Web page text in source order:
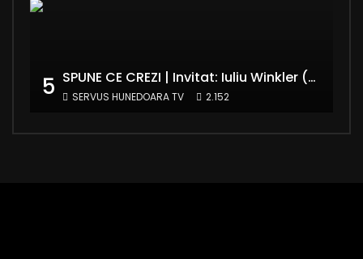
5 SPUNE CE CREZI | Invitat: Iuliu Winkler (europarlamentar UDMR – Grupul PPE)
SERVUS HUNEDOARA TV 2.152